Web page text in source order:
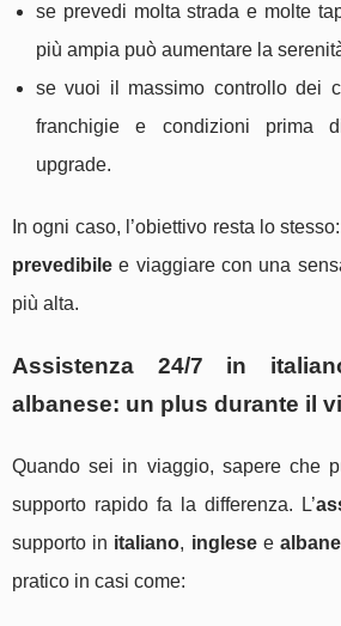
se prevedi molta strada e molte
più ampia può aumentare la
se vuoi il massimo controllo dei
franchigie e condizioni prima
upgrade.
In ogni caso, l’obiettivo resta lo stesso:
prevedibile e viaggiare con una
più alta.
Assistenza 24/7 in
albanese: un plus durante il
Quando sei in viaggio, sapere che
supporto rapido fa la differenza. L’
supporto in italiano, inglesee
pratico in casi come: